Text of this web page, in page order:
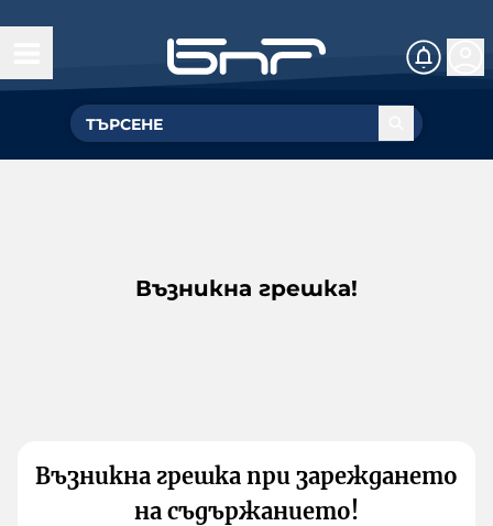
Възникна грешка!
Възникна грешка при зареждането
на съдържанието!